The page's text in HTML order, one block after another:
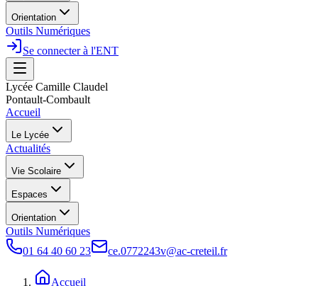
Orientation
Outils Numériques
Se connecter à l'ENT
Lycée Camille Claudel
Pontault-Combault
Accueil
Le Lycée
Actualités
Vie Scolaire
Espaces
Orientation
Outils Numériques
01 64 40 60 23
ce.0772243v@ac-creteil.fr
Accueil